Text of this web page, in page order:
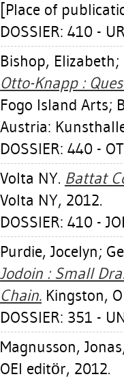
[Place of
DOSSIER: 410 -
Bishop, Elizabeth;
Otto-Knapp :
Fogo Island Arts;
Austria:
DOSSIER: 440 -
Volta NY. Battat
Volta NY, 2012.
DOSSIER: 410 -
Purdie, Jocelyn;
Jodoin : Small
Chain. Kingston,
DOSSIER: 351 -
Magnusson, Jonas
OEI editör, 2012.